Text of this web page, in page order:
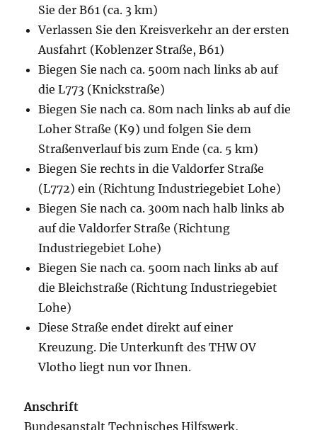
Sie der B61 (ca. 3 km)
Verlassen Sie den Kreisverkehr an der ersten
Ausfahrt (Koblenzer Straße, B61)
Biegen Sie nach ca. 500m nach links ab auf
die L773 (Knickstraße)
Biegen Sie nach ca. 80m nach links ab auf die
Loher Straße (K9) und folgen Sie dem
Straßenverlauf bis zum Ende (ca. 5 km)
Biegen Sie rechts in die Valdorfer Straße
(L772) ein (Richtung Industriegebiet Lohe)
Biegen Sie nach ca. 300m nach halb links ab
auf die Valdorfer Straße (Richtung
Industriegebiet Lohe)
Biegen Sie nach ca. 500m nach links ab auf
die Bleichstraße (Richtung Industriegebiet
Lohe)
Diese Straße endet direkt auf einer
Kreuzung. Die Unterkunft des THW OV
Vlotho liegt nun vor Ihnen.
Anschrift
Bundesanstalt Technisches Hilfswerk,